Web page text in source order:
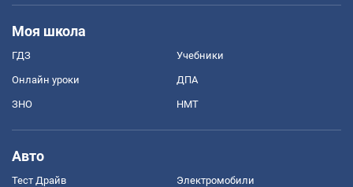
Моя школа
ГДЗ Учебники
Онлайн уроки ДПА
ЗНО НМТ
Авто
Тест Драйв Электромобили